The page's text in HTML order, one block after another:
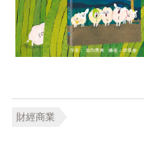
財經商業